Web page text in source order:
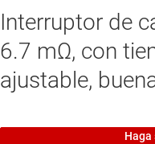
Interruptor de
6.7 mΩ, con
ajustable,
Haga